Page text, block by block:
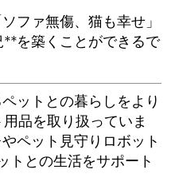
ファ無傷、猫も幸せ」
を築くことができるで
ットとの暮らしをより
品を取り扱っていま
ペット見守りロボット
トとの生活をサポート